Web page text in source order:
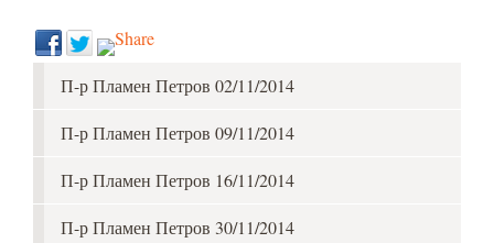
П-р Пламен Петров 02/11/2014
П-р Пламен Петров 09/11/2014
П-р Пламен Петров 16/11/2014
П-р Пламен Петров 30/11/2014